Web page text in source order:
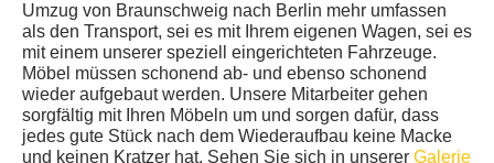
Umzug von Braunschweig nach Berlin mehr umfassen
als den Transport, sei es mit Ihrem eigenen Wagen, sei es
mit einem unserer speziell eingerichteten Fahrzeuge.
Möbel müssen schonend ab- und ebenso schonend
wieder aufgebaut werden. Unsere Mitarbeiter gehen
sorgfältig mit Ihren Möbeln um und sorgen dafür, dass
jedes gute Stück nach dem Wiederaufbau keine Macke
und keinen Kratzer hat. Sehen Sie sich in unserer Galerie